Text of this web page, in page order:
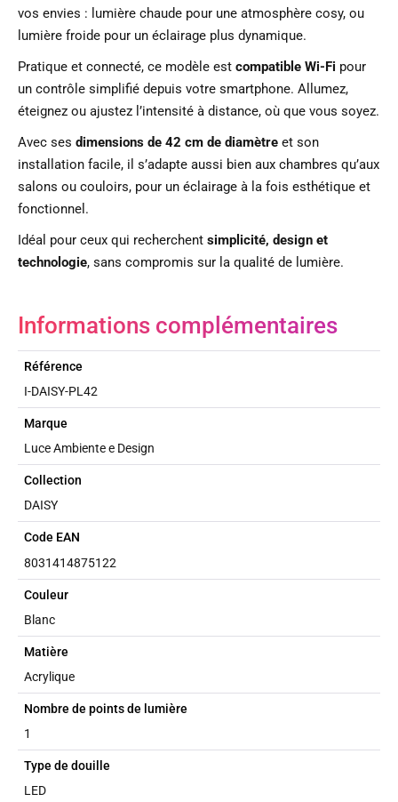
vos envies : lumière chaude pour une atmosphère cosy, ou
lumière froide pour un éclairage plus dynamique.
Pratique et connecté, ce modèle est compatible Wi-Fi pour
un contrôle simplifié depuis votre smartphone. Allumez,
éteignez ou ajustez l’intensité à distance, où que vous soyez.
Avec ses dimensions de 42 cm de diamètre et son
installation facile, il s’adapte aussi bien aux chambres qu’aux
salons ou couloirs, pour un éclairage à la fois esthétique et
fonctionnel.
Idéal pour ceux qui recherchent simplicité, design et
technologie, sans compromis sur la qualité de lumière.
Informations complémentaires
Référence
I-DAISY-PL42
Marque
Luce Ambiente e Design
Collection
DAISY
Code EAN
8031414875122
Couleur
Blanc
Matière
Acrylique
Nombre de points de lumière
1
Type de douille
LED